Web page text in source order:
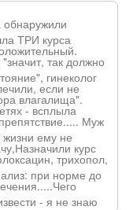
обнаружили
ТРИ курса
"значит, так должно
гинеколог
если не
влагалища".
- всплыла
. Муж
жизни ему не
курс
, трихопол,
при норме до
о
- я не знаю